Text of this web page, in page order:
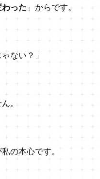
った」からです。
ない？」
。
の本心です。